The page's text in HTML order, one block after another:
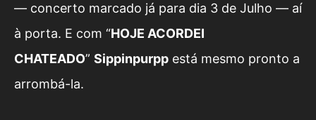
— concerto marcado já para dia 3 de Julho — aí
à porta. E com “HOJE ACORDEI
CHATEADO” Sippinpurpp está mesmo pronto a
arrombá-la.